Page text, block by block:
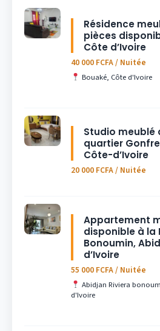
Résidence
pièces
Côte d’Ivoire
40 000 FCFA / Nuitée
Bouaké, Côte d'Ivoire
Studio meublé
quartier
Côte-d’Ivoire
20 000 FCFA / Nuitée
Appartement
disponible à la
Bonoumin,
d’Ivoire
55 000 FCFA / Nuitée
Abidjan Riviera
d'Ivoire